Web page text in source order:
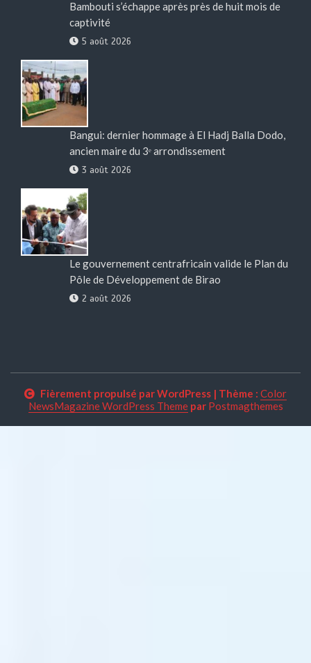
Bambouti s’échappe après près de huit mois de
captivité
5 août 2026
Bangui: dernier hommage à El Hadj Balla Dodo,
ancien maire du 3ᵉ arrondissement
3 août 2026
Le gouvernement centrafricain valide le Plan du
Pôle de Développement de Birao
2 août 2026
Fièrement propulsé par WordPress | Thème : Color
NewsMagazine WordPress Themepar Postmagthemes